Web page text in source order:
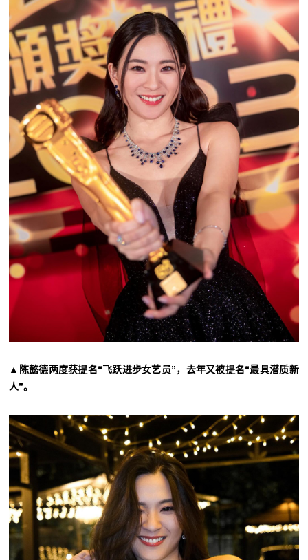
▲陈懿德两度获提名“飞跃进步女艺员”，去年又被提名“最具潜质新
人”。